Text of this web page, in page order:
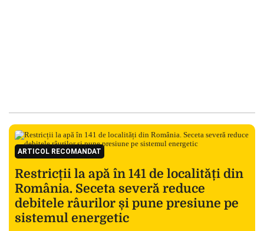
ARTICOL RECOMANDAT
Restricții la apă în 141 de localități din
România. Seceta severă reduce
debitele râurilor și pune presiune pe
sistemul energetic